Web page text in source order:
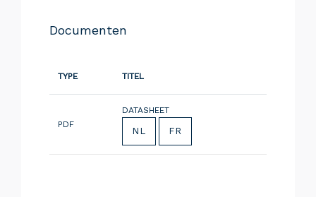
Documenten
TYPE TITEL
PDF
DATASHEET
NL FR